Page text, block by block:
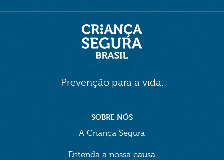
Prevenção para a vida.
SOBRE NÓS
A Criança Segura
Entenda a nossa causa